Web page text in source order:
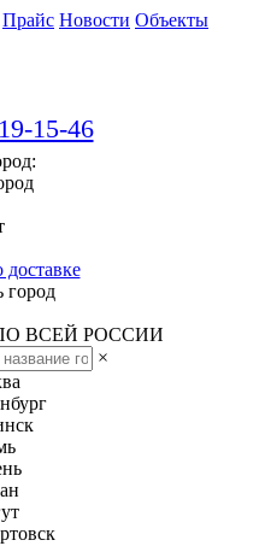
Прайс Новости Объекты
15-46
город
ВСЕЙ РОССИИ
×